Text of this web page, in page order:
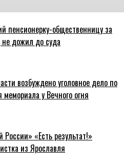
пенсионерку-общественницу за
дожил до суда
возбуждено уголовное дело по
мемориала у Вечного огня
«Есть результат!»
из Ярославля